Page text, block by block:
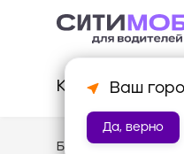
Ваш
Да, верно
Клиентам
База знаний /